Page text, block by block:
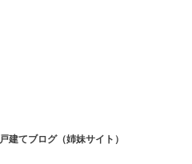
戸建てブログ（姉妹サイト）